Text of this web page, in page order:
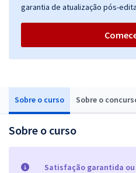
Sobre o curso Sobre o
Sobre o curso
Satisfação garantida
garantia de atualização pós-